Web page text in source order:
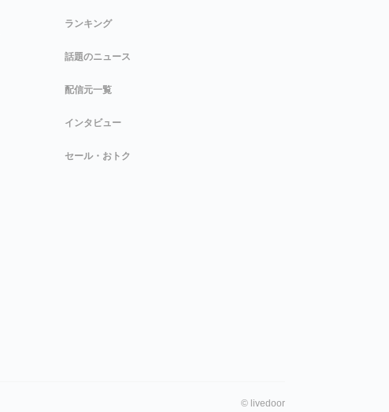
ランキング
話題のニュース
配信元一覧
インタビュー
セール・おトク
© livedoor